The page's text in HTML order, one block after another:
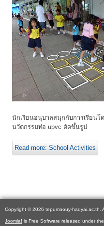
นักเรียนอนุบาลสนุกกับการเรียนโ
นวัตกรรมท่อ upvc ดัดขึ้นรูป
Read more: School Activities
Copyright © 2026 tepumnouy-hadyai.ac.th.
Joomla! is Free Software released under the